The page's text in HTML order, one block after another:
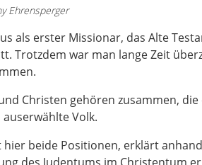
über diese eine Norm, die
oder als irgendwie spezieller Jude
Paulus und andere jüdische
Zeit davon überzeugt waren, dass
habe Paulus an den Rand seiner
wird heute auch in der
da waren, ich bin überzeugt,
Die Frage, der wir heute und
Ehrensperger
als erster Missionar, das Alte
Trotzdem war man lange Zeit
Christen gehören zusammen,
Volk.
beide Positionen, erklärt